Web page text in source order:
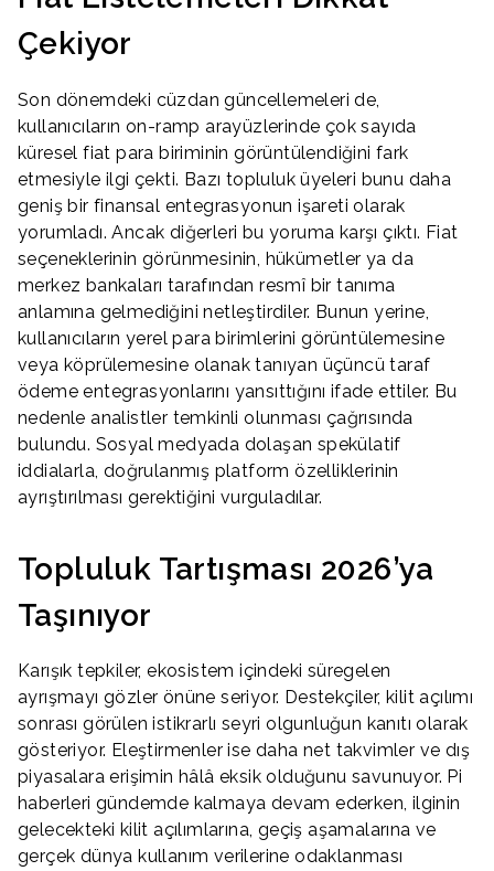
Çekiyor
Son dönemdeki cüzdan güncellemeleri de,
kullanıcıların on-ramp arayüzlerinde çok sayıda
küresel fiat para biriminin görüntülendiğini fark
etmesiyle ilgi çekti. Bazı topluluk üyeleri bunu daha
geniş bir finansal entegrasyonun işareti olarak
yorumladı. Ancak diğerleri bu yoruma karşı çıktı. Fiat
seçeneklerinin görünmesinin, hükümetler ya da
merkez bankaları tarafından resmî bir tanıma
anlamına gelmediğini netleştirdiler. Bunun yerine,
kullanıcıların yerel para birimlerini görüntülemesine
veya köprülemesine olanak tanıyan üçüncü taraf
ödeme entegrasyonlarını yansıttığını ifade ettiler. Bu
nedenle analistler temkinli olunması çağrısında
bulundu. Sosyal medyada dolaşan spekülatif
iddialarla, doğrulanmış platform özelliklerinin
ayrıştırılması gerektiğini vurguladılar.
Topluluk Tartışması 2026’ya
Taşınıyor
Karışık tepkiler, ekosistem içindeki süregelen
ayrışmayı gözler önüne seriyor. Destekçiler, kilit açılımı
sonrası görülen istikrarlı seyri olgunluğun kanıtı olarak
gösteriyor. Eleştirmenler ise daha net takvimler ve dış
piyasalara erişimin hâlâ eksik olduğunu savunuyor. Pi
haberleri gündemde kalmaya devam ederken, ilginin
gelecekteki kilit açılımlarına, geçiş aşamalarına ve
gerçek dünya kullanım verilerine odaklanması